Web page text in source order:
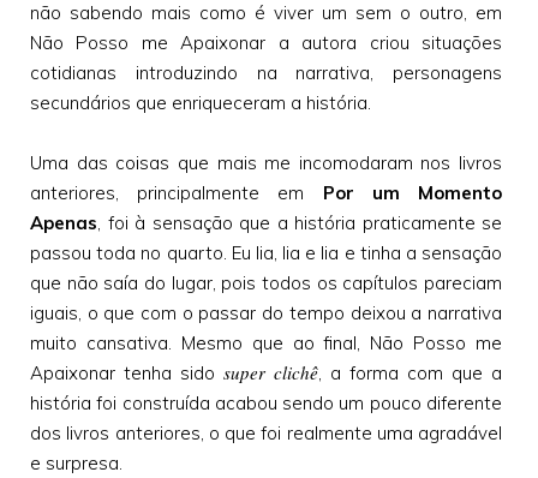
não sabendo mais como é viver um sem o outro, em
Não Posso me Apaixonar a autora criou situações
cotidianas introduzindo na narrativa, personagens
secundários que enriqueceram a história.
Uma das coisas que mais me incomodaram nos livros
anteriores, principalmente em Por um Momento
Apenas, foi à sensação que a história praticamente se
passou toda no quarto. Eu lia, lia e lia e tinha a sensação
que não saía do lugar, pois todos os capítulos pareciam
iguais, o que com o passar do tempo deixou a narrativa
muito cansativa. Mesmo que ao final, Não Posso me
Apaixonar tenha sido super clichê, a forma com que a
história foi construída acabou sendo um pouco diferente
dos livros anteriores, o que foi realmente uma agradável
e surpresa.